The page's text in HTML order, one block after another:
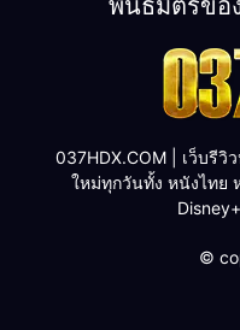
037HDX.COM | เว็บรี
ใหม่ทุกวันทั้ง หนังไทย
©